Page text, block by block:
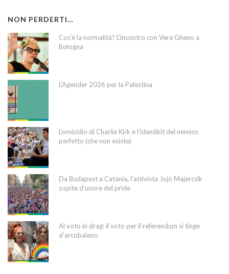
NON PERDERTI…
Cos’è la normalità? L’incontro con Vera Gheno a
Bologna
L’Agender 2026 per la Palestina
L’omicidio di Charlie Kirk e l’identikit del nemico
perfetto (che non esiste)
Da Budapest a Catania, l’attivista Jojó Majercsik
ospite d’onore del pride
Al voto in drag: il voto per il referendum si tinge
d’arcobaleno